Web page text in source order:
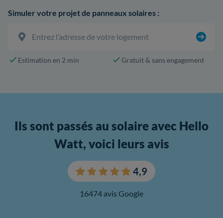
Simuler votre projet de panneaux solaires :
Estimation en 2 min Gratuit & sans engagement
Ils sont passés au solaire avec Hello
Watt, voici leurs avis
4,9
16474 avis Google